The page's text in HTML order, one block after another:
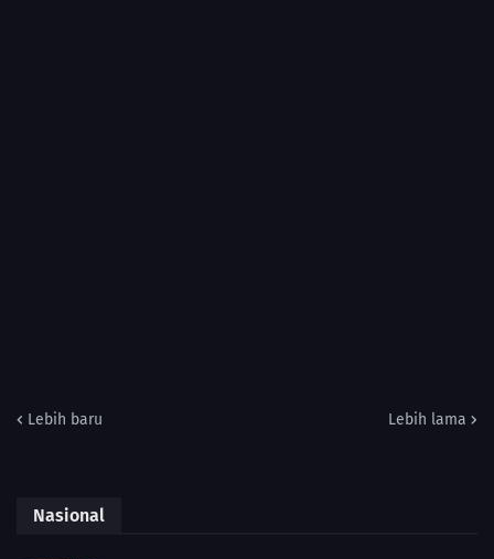
Lebih baru Lebih lama
Nasional